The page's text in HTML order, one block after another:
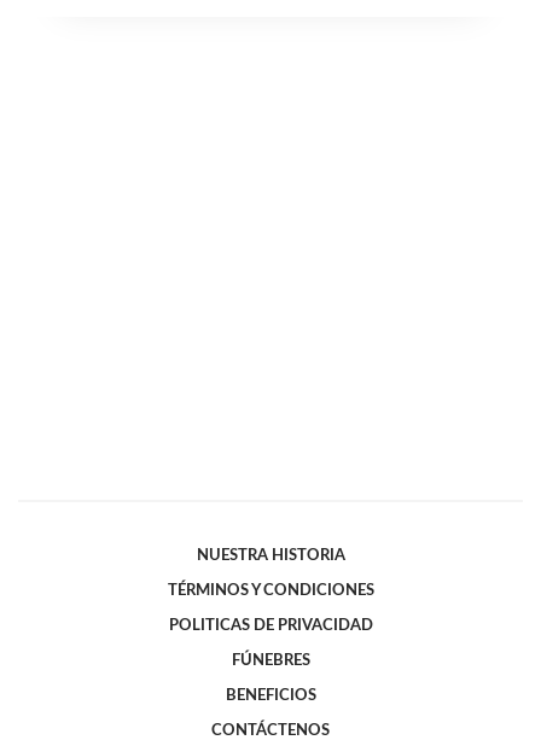
NUESTRA HISTORIA
TÉRMINOS Y CONDICIONES
POLITICAS DE PRIVACIDAD
FÚNEBRES
BENEFICIOS
CONTÁCTENOS